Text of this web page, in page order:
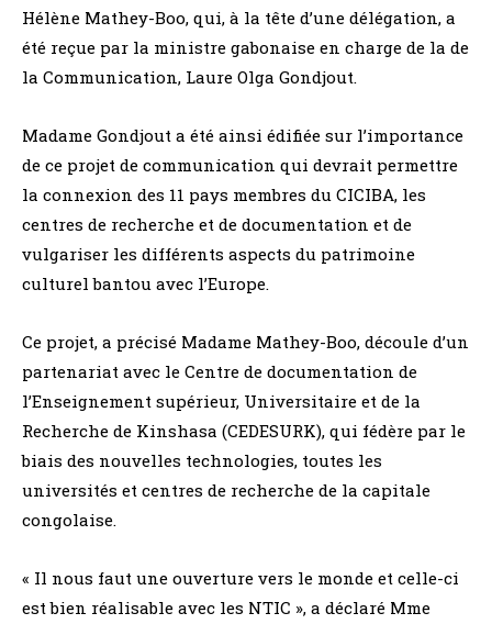
Hélène Mathey-Boo, qui, à la tête d’une délégation, a
été reçue par la ministre gabonaise en charge de la de
la Communication, Laure Olga Gondjout.
Madame Gondjout a été ainsi édifiée sur l’importance
de ce projet de communication qui devrait permettre
la connexion des 11 pays membres du CICIBA, les
centres de recherche et de documentation et de
vulgariser les différents aspects du patrimoine
culturel bantou avec l’Europe.
Ce projet, a précisé Madame Mathey-Boo, découle d’un
partenariat avec le Centre de documentation de
l’Enseignement supérieur, Universitaire et de la
Recherche de Kinshasa (CEDESURK), qui fédère par le
biais des nouvelles technologies, toutes les
universités et centres de recherche de la capitale
congolaise.
« Il nous faut une ouverture vers le monde et celle-ci
est bien réalisable avec les NTIC », a déclaré Mme